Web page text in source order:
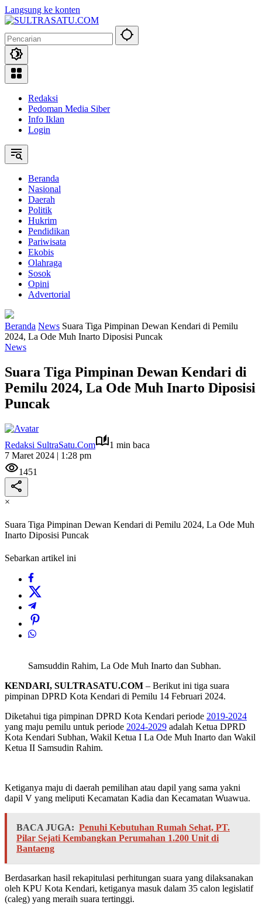
Langsung ke konten
Redaksi
Pedoman Media Siber
Info Iklan
Login
Beranda
Nasional
Daerah
Politik
Hukrim
Pendidikan
Pariwisata
Ekobis
Olahraga
Sosok
Opini
Advertorial
Beranda News Suara Tiga Pimpinan Dewan Kendari di Pemilu
2024, La Ode Muh Inarto Diposisi Puncak
News
Suara Tiga Pimpinan Dewan Kendari di
Pemilu 2024, La Ode Muh Inarto Diposisi
Puncak
Redaksi SultraSatu.Com
1 min baca
7 Maret 2024 | 1:28 pm
1451
×
Suara Tiga Pimpinan Dewan Kendari di Pemilu 2024, La Ode Muh
Inarto Diposisi Puncak
Sebarkan artikel ini
Samsuddin Rahim, La Ode Muh Inarto dan Subhan.
KENDARI, SULTRASATU.COM – Berikut ini tiga suara
pimpinan DPRD Kota Kendari di Pemilu 14 Februari 2024.
Diketahui tiga pimpinan DPRD Kota Kendari periode 2019-2024
yang maju pemilu untuk periode 2024-2029 adalah Ketua DPRD
Kota Kendari Subhan, Wakil Ketua I La Ode Muh Inarto dan Wakil
Ketua II Samsudin Rahim.
Ketiganya maju di daerah pemilihan atau dapil yang sama yakni
dapil V yang meliputi Kecamatan Kadia dan Kecamatan Wuawua.
BACA JUGA: Penuhi Kebutuhan Rumah Sehat, PT.
Pilar Sejati Kembangkan Perumahan 1.200 Unit di
Bantaeng
Berdasarkan hasil rekapitulasi perhitungan suara yang dilaksanakan
oleh KPU Kota Kendari, ketiganya masuk dalam 35 calon legislatif
(caleg) yang meraih suara tertinggi.